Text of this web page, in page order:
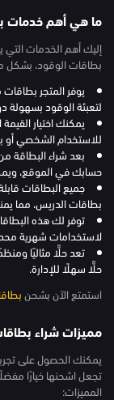
ما هي أهم خدمات
إليك أهم الخدمات التي
بطاقات الوقود، بشكل
يوفر المتجر
لتعبئة الوقود بسهولة
يمكنك اختيار
للاستخدام الشخصي أو
بعد شراء البطاقة
حسابك في الموقع،
جميع البطاقات
بطاقات الدريس، مما
توفر لك هذه
لاستخدامات شهرية
تعد حلًّا مثاليًا
حلًّا سهلًا للإدارة.
استمتع الآن بشحن
مميزات شراء
يمكنك الحصول على
تجعل اشحنها خيارًا
المميزات: